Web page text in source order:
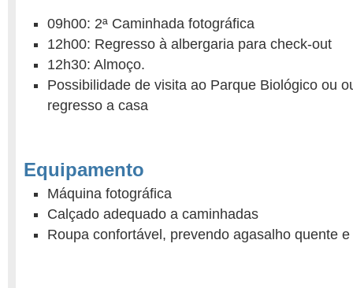
09h00: 2ª Caminhada fotográfica
12h00: Regresso à albergaria para check-out
12h30: Almoço.
Possibilidade de visita ao Parque Biológico ou
regresso a casa
Equipamento
Máquina fotográfica
Calçado adequado a caminhadas
Roupa confortável, prevendo agasalho quente